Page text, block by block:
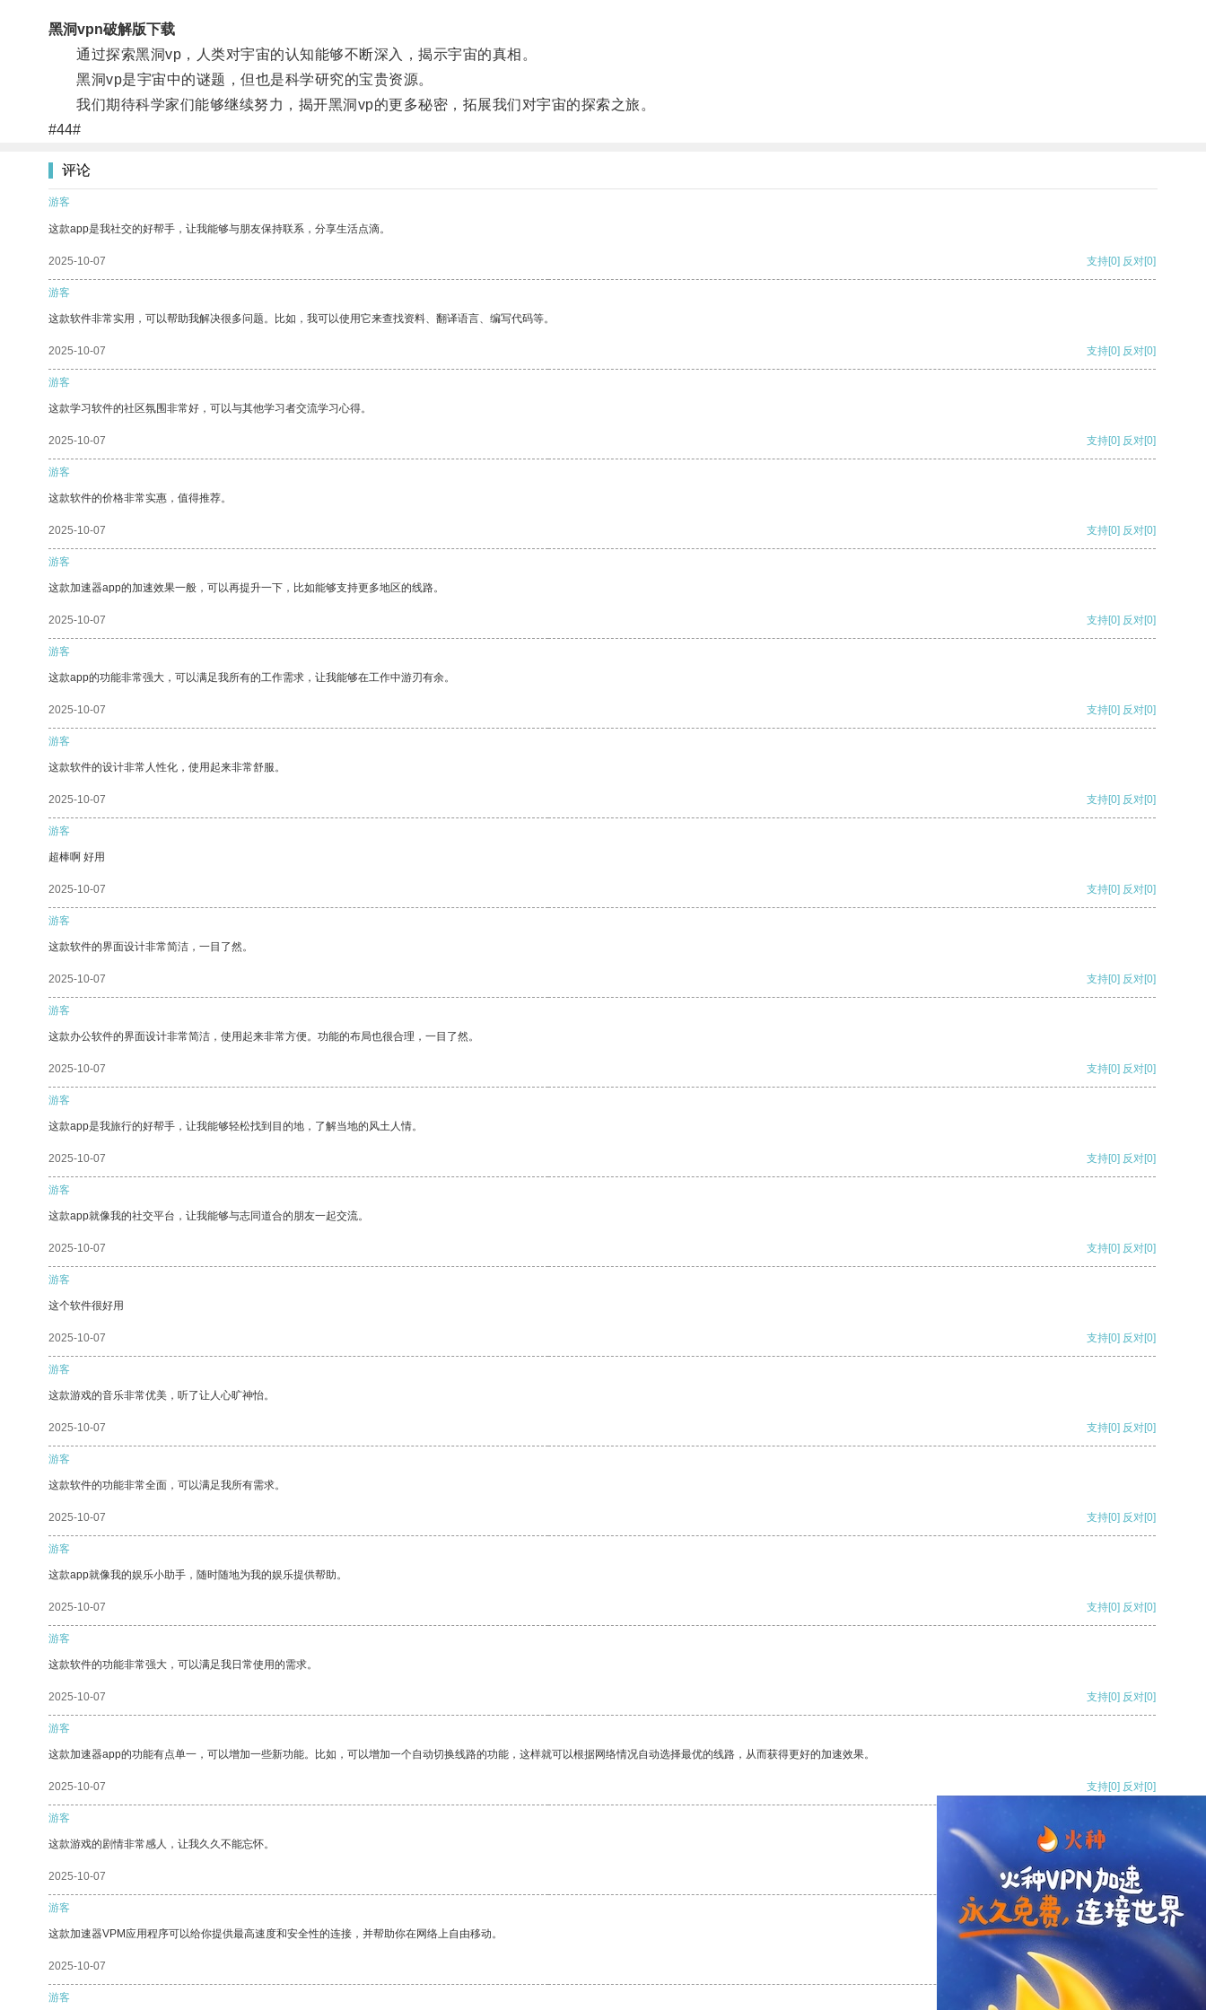
黑洞vpn破解版下载
通过探索黑洞vp，人类对宇宙的认知能够不断深入，揭示宇宙的真相。
黑洞vp是宇宙中的谜题，但也是科学研究的宝贵资源。
我们期待科学家们能够继续努力，揭开黑洞vp的更多秘密，拓展我们对宇宙的探索之旅。
#44#
评论
游客
这款app是我社交的好帮手，让我能够与朋友保持联系，分享生活点滴。
2025-10-07 支持[0] 反对[0]
游客
这款软件非常实用，可以帮助我解决很多问题。比如，我可以使用它来查找资料、翻译语言、编写代码等。
2025-10-07 支持[0] 反对[0]
游客
这款学习软件的社区氛围非常好，可以与其他学习者交流学习心得。
2025-10-07 支持[0] 反对[0]
游客
这款软件的价格非常实惠，值得推荐。
2025-10-07 支持[0] 反对[0]
游客
这款加速器app的加速效果一般，可以再提升一下，比如能够支持更多地区的线路。
2025-10-07 支持[0] 反对[0]
游客
这款app的功能非常强大，可以满足我所有的工作需求，让我能够在工作中游刃有余。
2025-10-07 支持[0] 反对[0]
游客
这款软件的设计非常人性化，使用起来非常舒服。
2025-10-07 支持[0] 反对[0]
游客
超棒啊 好用
2025-10-07 支持[0] 反对[0]
游客
这款软件的界面设计非常简洁，一目了然。
2025-10-07 支持[0] 反对[0]
游客
这款办公软件的界面设计非常简洁，使用起来非常方便。功能的布局也很合理，一目了然。
2025-10-07 支持[0] 反对[0]
游客
这款app是我旅行的好帮手，让我能够轻松找到目的地，了解当地的风土人情。
2025-10-07 支持[0] 反对[0]
游客
这款app就像我的社交平台，让我能够与志同道合的朋友一起交流。
2025-10-07 支持[0] 反对[0]
游客
这个软件很好用
2025-10-07 支持[0] 反对[0]
游客
这款游戏的音乐非常优美，听了让人心旷神怡。
2025-10-07 支持[0] 反对[0]
游客
这款软件的功能非常全面，可以满足我所有需求。
2025-10-07 支持[0] 反对[0]
游客
这款app就像我的娱乐小助手，随时随地为我的娱乐提供帮助。
2025-10-07 支持[0] 反对[0]
游客
这款软件的功能非常强大，可以满足我日常使用的需求。
2025-10-07 支持[0] 反对[0]
游客
这款加速器app的功能有点单一，可以增加一些新功能。比如，可以增加一个自动切换线路的功能，这样就可以根据网络情况自动选择最优的线路，从而获得更好的加速效果。
2025-10-07 支持[0] 反对[0]
游客
这款游戏的剧情非常感人，让我久久不能忘怀。
2025-10-07 支持[0] 反对
游客
这款加速器VPM应用程序可以给你提供最高速度和安全性的连接，并帮助你在网络上自由移动。
2025-10-07 支持
游客